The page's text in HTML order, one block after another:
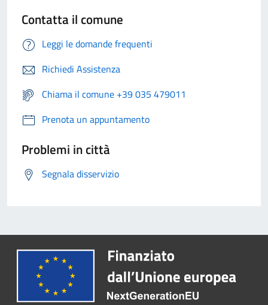
Contatta il comune
Leggi le domande frequenti
Richiedi Assistenza
Chiama il comune +39 035 479011
Prenota un appuntamento
Problemi in città
Segnala disservizio